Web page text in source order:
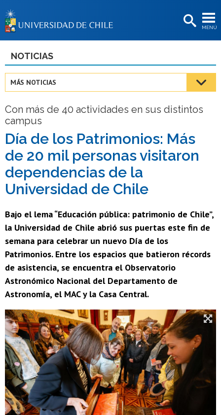
MENÚ
BIBLIOTECAS
Estudiantes
Académicas/os
Funcionarias/os
Egresadas/os
NOTICIAS
MÁS NOTICIAS
Con más de 40 actividades en sus distintos
campus
Día de los Patrimonios: Más
de 20 mil personas visitaron
dependencias de la
Universidad de Chile
Bajo el lema “Educación pública: patrimonio de Chile”,
la Universidad de Chile abrió sus puertas este fin de
semana para celebrar un nuevo Día de los
Patrimonios. Entre los espacios que batieron récords
de asistencia, se encuentra el Observatorio
Astronómico Nacional del Departamento de
Astronomía, el MAC y la Casa Central.